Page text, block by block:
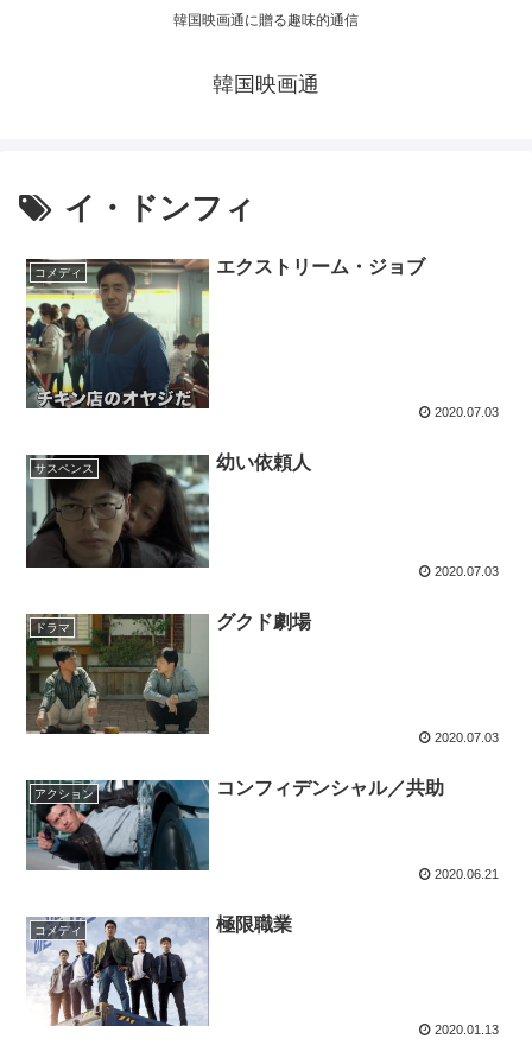
韓国映画通に贈る趣味的通信
韓国映画通
イ・ドンフィ
コメディ エクストリーム・ジョブ
2020.07.03
サスペンス 幼い依頼人
2020.07.03
ドラマ グクド劇場
2020.07.03
アクション コンフィデンシャル／共助
2020.06.21
コメディ 極限職業
2020.01.13